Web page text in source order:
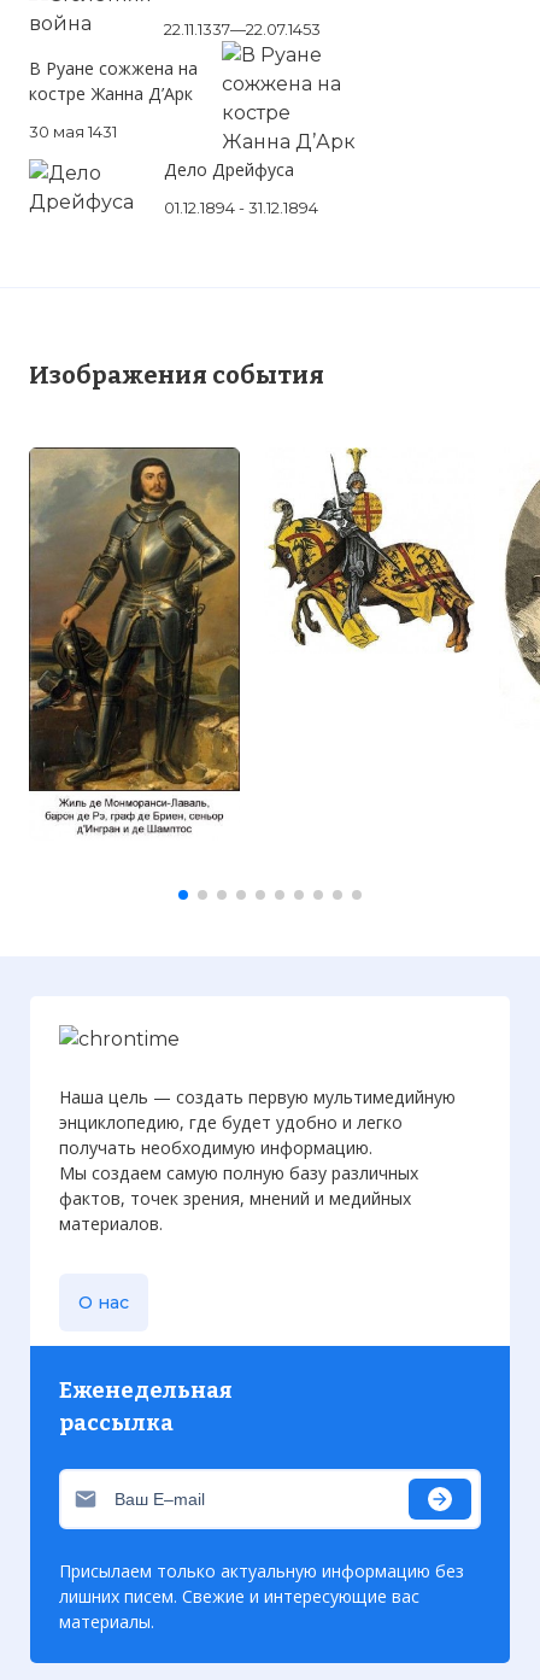
22.11.1337—22.07.1453
В Руане сожжена на
костре Жанна Д’Арк
30 мая 1431
Дело Дрейфуса
01.12.1894 - 31.12.1894
Изображения события
толпы около десяти часов утра маршал
Франции был задушен гарротой. Вместе
с бездыханным телом Жиля де Рэ на
огромной поленнице дров оказались
Гриар с Корило. Их перед казнью не
Фото статьи:
Наша цель — создать первую мультимедийную
энциклопедию, где будет удобно и легко
получать необходимую информацию.
Мы создаем самую полную базу различных
фактов, точек зрения, мнений и медийных
материалов.
О нас
Еженедельная
рассылка
Присылаем только актуальную информацию без
лишних писем. Свежие и интересующие вас
материалы.